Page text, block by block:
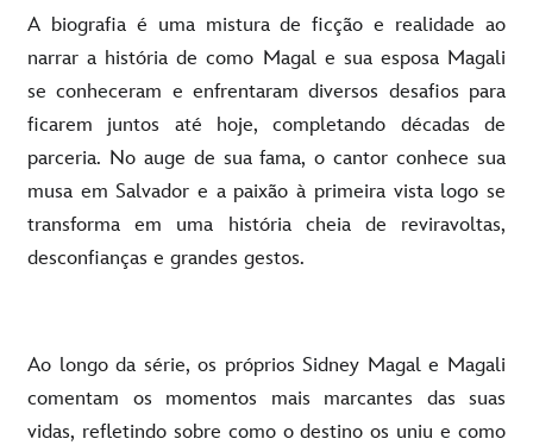
A biografia é uma mistura de ficção e realidade ao
narrar a história de como Magal e sua esposa Magali
se conheceram e enfrentaram diversos desafios para
ficarem juntos até hoje, completando décadas de
parceria. No auge de sua fama, o cantor conhece sua
musa em Salvador e a paixão à primeira vista logo se
transforma em uma história cheia de reviravoltas,
desconfianças e grandes gestos.
Ao longo da série, os próprios Sidney Magal e Magali
comentam os momentos mais marcantes das suas
vidas, refletindo sobre como o destino os uniu e como